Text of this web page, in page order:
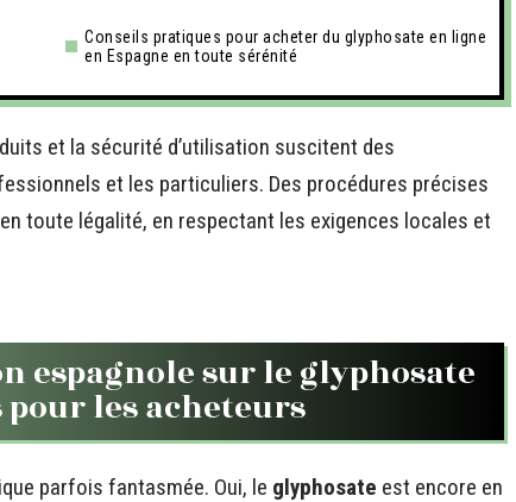
Conseils pratiques pour acheter du glyphosate en ligne
en Espagne en toute sérénité
et la sécurité d’utilisation suscitent des
et les particuliers. Des procédures précises
toute légalité, en respectant les exigences locales et
espagnole sur le glyphosate
les acheteurs
parfois fantasmée. Oui, le glyphosate est encore en